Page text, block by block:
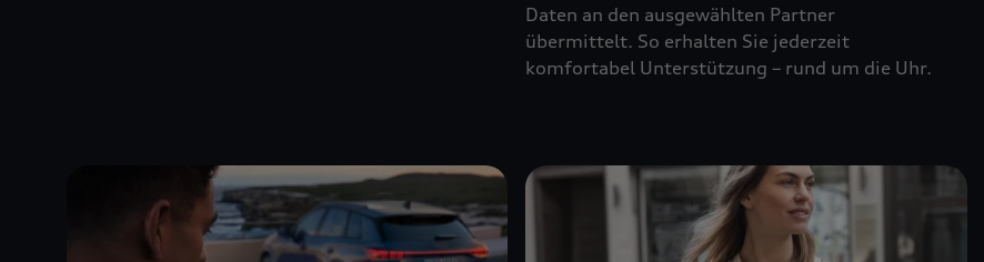
Daten an den ausgewählten Partner
übermittelt. So erhalten Sie jederzeit
komfortabel Unterstützung – rund um die Uhr.